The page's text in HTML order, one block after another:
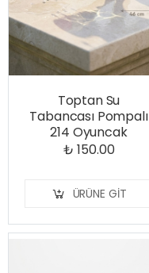
Toptan Su
Tabancası Pompalı
214 Oyuncak
₺ 150.00
ÜRÜNE GIT